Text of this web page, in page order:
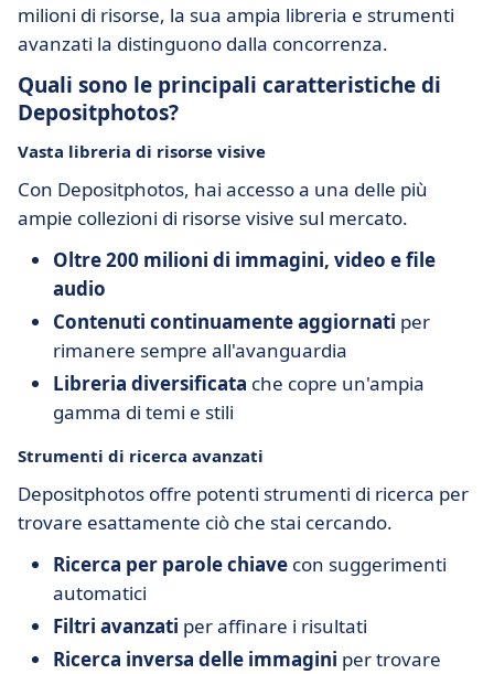
milioni di risorse, la sua ampia libreria e strumenti
avanzati la distinguono dalla concorrenza.
Quali sono le principali caratteristiche di
Depositphotos?
Vasta libreria di risorse visive
Con Depositphotos, hai accesso a una delle più
ampie collezioni di risorse visive sul mercato.
Oltre 200 milioni di immagini, video e file
audio
Contenuti continuamente aggiornati per
rimanere sempre all'avanguardia
Libreria diversificata che copre un'ampia
gamma di temi e stili
Strumenti di ricerca avanzati
Depositphotos offre potenti strumenti di ricerca per
trovare esattamente ciò che stai cercando.
Ricerca per parole chiave con suggerimenti
automatici
Filtri avanzati per affinare i risultati
Ricerca inversa delle immagini per trovare